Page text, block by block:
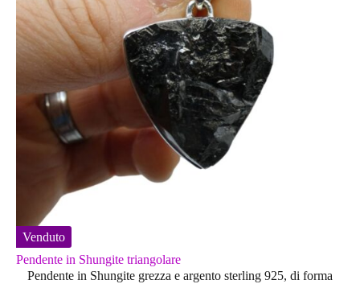
Venduto
Pendente in Shungite triangolare
Pendente in Shungite grezza e argento sterling 925, di forma